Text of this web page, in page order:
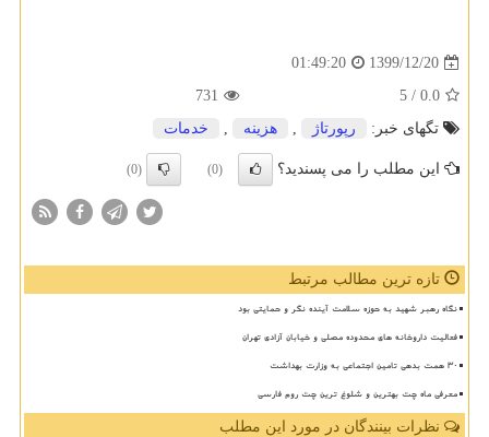
1399/12/20
01:49:20
0.0
/ 5
731
تگهای خبر:
رپورتاژ , هزینه , خدمات
این مطلب را می پسندید؟ (0)
(0)
تازه ترین مطالب مرتبط
نگاه رهبر شهید به حوزه سلامت آینده نگر و حمایتی بود
فعالیت داروخانه های محدوده مصلی و خیابان آزادی تهران
30 همت بدهی تامین اجتماعی به وزارت بهداشت
معرفی ماه چت بهترین و شلوغ ترین چت روم فارسی
نظرات بینندگان در مورد این مطلب